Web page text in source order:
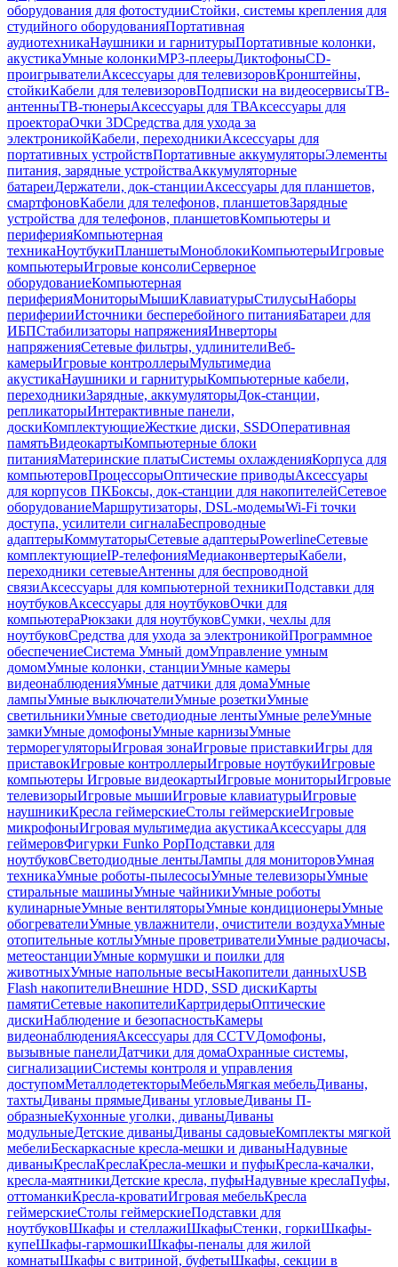
оборудования для фотостудииСтойки, системы крепления для
студийного оборудованияПортативная
аудиотехникаНаушники и гарнитурыПортативные колонки,
акустикаУмные колонкиMP3-плеерыДиктофоныCD-
проигрывателиАксессуары для телевизоровКронштейны,
стойкиКабели для телевизоровПодписки на видеосервисыТВ-
антенныТВ-тюнерыАксессуары для ТВАксессуары для
проектораОчки 3DСредства для ухода за
электроникойКабели, переходникиАксессуары для
портативных устройствПортативные аккумуляторыЭлементы
питания, зарядные устройстваАккумуляторные
батареиДержатели, док-станцииАксессуары для планшетов,
смартфоновКабели для телефонов, планшетовЗарядные
устройства для телефонов, планшетовКомпьютеры и
периферияКомпьютерная
техникаНоутбукиПланшетыМоноблокиКомпьютерыИгровые
компьютерыИгровые консолиСерверное
оборудованиеКомпьютерная
периферияМониторыМышиКлавиатурыСтилусыНаборы
периферииИсточники бесперебойного питанияБатареи для
ИБПСтабилизаторы напряженияИнверторы
напряженияСетевые фильтры, удлинителиВеб-
камерыИгровые контроллерыМультимедиа
акустикаНаушники и гарнитурыКомпьютерные кабели,
переходникиЗарядные, аккумуляторыДок-станции,
репликаторыИнтерактивные панели,
доскиКомплектующиеЖесткие диски, SSDОперативная
памятьВидеокартыКомпьютерные блоки
питанияМатеринские платыСистемы охлажденияКорпуса для
компьютеровПроцессорыОптические приводыАксессуары
для корпусов ПКБоксы, док-станции для накопителейСетевое
оборудованиеМаршрутизаторы, DSL-модемыWi-Fi точки
доступа, усилители сигналаБеспроводные
адаптерыКоммутаторыСетевые адаптерыPowerlineСетевые
комплектующиеIP-телефонияМедиаконвертерыКабели,
переходники сетевыеАнтенны для беспроводной
связиАксессуары для компьютерной техникиПодставки для
ноутбуковАксессуары для ноутбуковОчки для
компьютераРюкзаки для ноутбуковСумки, чехлы для
ноутбуковСредства для ухода за электроникойПрограммное
обеспечениеСистема Умный домУправление умным
домомУмные колонки, станцииУмные камеры
видеонаблюденияУмные датчики для домаУмные
лампыУмные выключателиУмные розеткиУмные
светильникиУмные светодиодные лентыУмные релеУмные
замкиУмные домофоныУмные карнизыУмные
терморегуляторыИгровая зонаИгровые приставкиИгры для
приставокИгровые контроллерыИгровые ноутбукиИгровые
компьютеры Игровые видеокартыИгровые мониторыИгровые
телевизорыИгровые мышиИгровые клавиатурыИгровые
наушникиКресла геймерскиеСтолы геймерскиеИгровые
микрофоныИгровая мультимедиа акустикаАксессуары для
геймеровФигурки Funko PopПодставки для
ноутбуковСветодиодные лентыЛампы для мониторовУмная
техникаУмные роботы-пылесосыУмные телевизорыУмные
стиральные машиныУмные чайникиУмные роботы
кулинарныеУмные вентиляторыУмные кондиционерыУмные
обогревателиУмные увлажнители, очистители воздухаУмные
отопительные котлыУмные проветривателиУмные радиочасы,
метеостанцииУмные кормушки и поилки для
животныхУмные напольные весыНакопители данныхUSB
Flash накопителиВнешние HDD, SSD дискиКарты
памятиСетевые накопителиКартридерыОптические
дискиНаблюдение и безопасностьКамеры
видеонаблюденияАксессуары для CCTVДомофоны,
вызывные панелиДатчики для домаОхранные системы,
сигнализацииСистемы контроля и управления
доступомМеталлодетекторыМебельМягкая мебельДиваны,
тахтыДиваны прямыеДиваны угловыеДиваны П-
образныеКухонные уголки, диваныДиваны
модульныеДетские диваныДиваны садовыеКомплекты мягкой
мебелиБескаркасные кресла-мешки и диваныНадувные
диваныКреслаКреслаКресла-мешки и пуфыКресла-качалки,
кресла-маятникиДетские кресла, пуфыНадувные креслаПуфы,
оттоманкиКресла-кроватиИгровая мебельКресла
геймерскиеСтолы геймерскиеПодставки для
ноутбуковШкафы и стеллажиШкафыСтенки, горкиШкафы-
купеШкафы-гармошкиШкафы-пеналы для жилой
комнатыШкафы с витриной, буфетыШкафы, секции в